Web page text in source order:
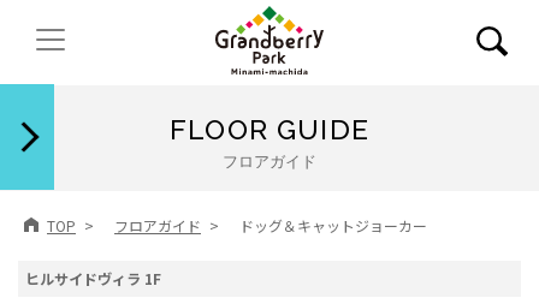
FLOOR GUIDE
フロアガイド
TOP フロアガイド ドッグ＆キャットジョーカー
ヒルサイドヴィラ 1F
閉じる